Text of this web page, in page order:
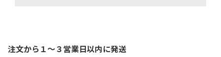
注文から１〜３営業日以内に発送